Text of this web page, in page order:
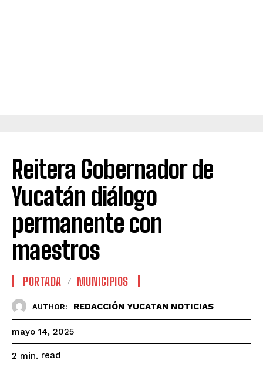
Reitera Gobernador de
Yucatán diálogo
permanente con
maestros
PORTADA MUNICIPIOS
AUTHOR: REDACCIÓN YUCATAN NOTICIAS
mayo 14, 2025
2 min. read